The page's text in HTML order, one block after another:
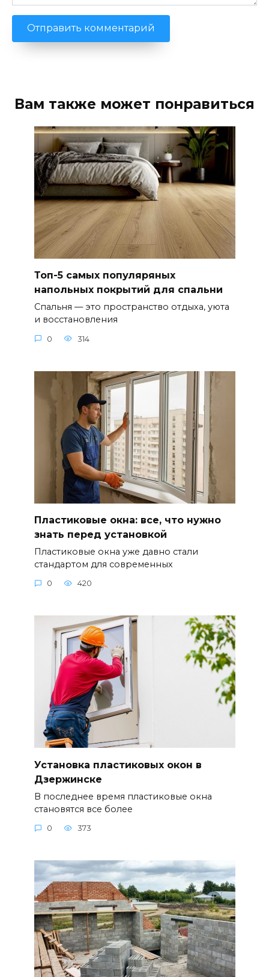
Вам также может понравиться
Топ-5 самых популяряных
напольных покрытий для спальни
Спальня — это пространство отдыха, уюта
и восстановления
0 314
Пластиковые окна: все, что нужно
знать перед установкой
Пластиковые окна уже давно стали
стандартом для современных
0 420
Установка пластиковых окон в
Дзержинске
В последнее время пластиковые окна
становятся все более
0 373